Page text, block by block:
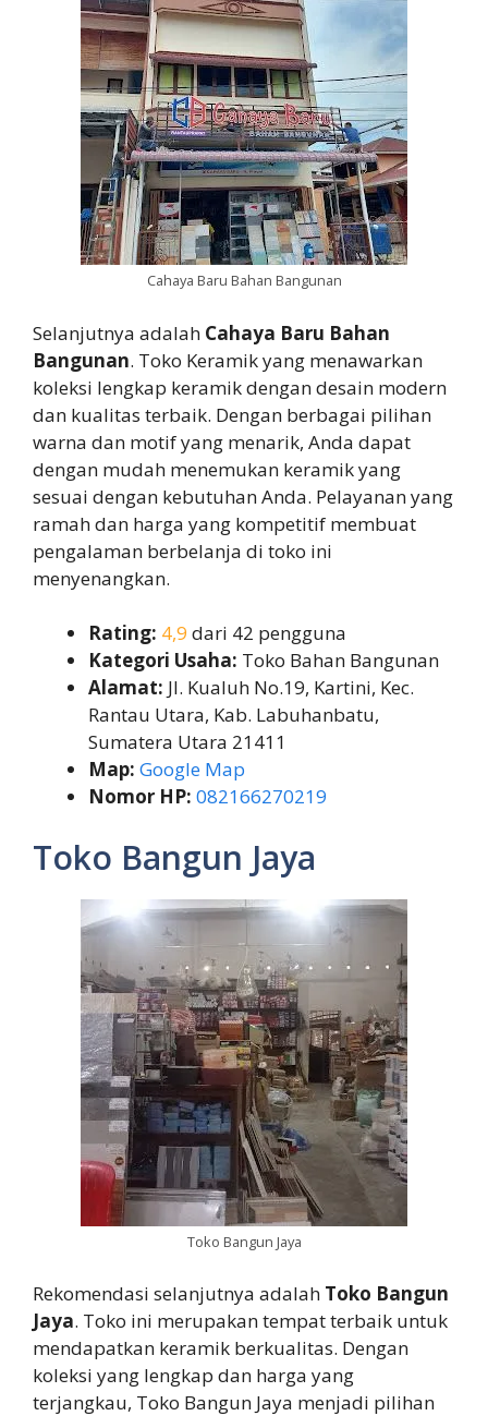
Cahaya Baru Bahan Bangunan
Selanjutnya adalah Cahaya Baru Bahan
Bangunan. Toko Keramik yang menawarkan
koleksi lengkap keramik dengan desain modern
dan kualitas terbaik. Dengan berbagai pilihan
warna dan motif yang menarik, Anda dapat
dengan mudah menemukan keramik yang
sesuai dengan kebutuhan Anda. Pelayanan yang
ramah dan harga yang kompetitif membuat
pengalaman berbelanja di toko ini
menyenangkan.
Rating: 4,9 dari 42 pengguna
Kategori Usaha: Toko Bahan Bangunan
Alamat: Jl. Kualuh No.19, Kartini, Kec.
Rantau Utara, Kab. Labuhanbatu,
Sumatera Utara 21411
Map: Google Map
Nomor HP: 082166270219
Toko Bangun Jaya
Toko Bangun Jaya
Rekomendasi selanjutnya adalah Toko Bangun
Jaya. Toko ini merupakan tempat terbaik untuk
mendapatkan keramik berkualitas. Dengan
koleksi yang lengkap dan harga yang
terjangkau, Toko Bangun Jaya menjadi pilihan